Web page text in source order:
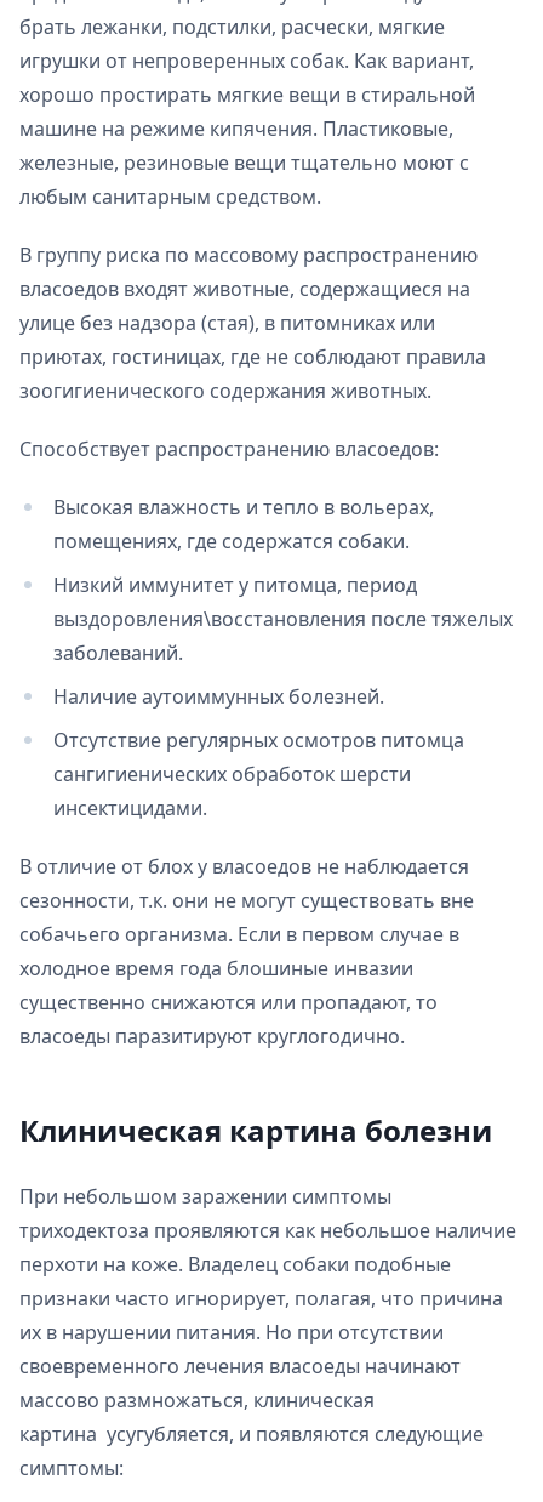
брать лежанки, подстилки, расчески, мягкие
игрушки от непроверенных собак. Как вариант,
хорошо простирать мягкие вещи в стиральной
машине на режиме кипячения. Пластиковые,
железные, резиновые вещи тщательно моют с
любым санитарным средством.
В группу риска по массовому распространению
власоедов входят животные, содержащиеся на
улице без надзора (стая), в питомниках или
приютах, гостиницах, где не соблюдают правила
зоогигиенического содержания животных.
Способствует распространению власоедов:
Высокая влажность и тепло в вольерах,
помещениях, где содержатся собаки.
Низкий иммунитет у питомца, период
выздоровления\восстановления после тяжелых
заболеваний.
Наличие аутоиммунных болезней.
Отсутствие регулярных осмотров питомца
сангигиенических обработок шерсти
инсектицидами.
В отличие от блох у власоедов не наблюдается
сезонности, т.к. они не могут существовать вне
собачьего организма. Если в первом случае в
холодное время года блошиные инвазии
существенно снижаются или пропадают, то
власоеды паразитируют круглогодично.
Клиническая картина болезни
При небольшом заражении симптомы
триходектоза проявляются как небольшое наличие
перхоти на коже. Владелец собаки подобные
признаки часто игнорирует, полагая, что причина
их в нарушении питания. Но при отсутствии
своевременного лечения власоеды начинают
массово размножаться, клиническая
картина усугубляется, и появляются следующие
симптомы: